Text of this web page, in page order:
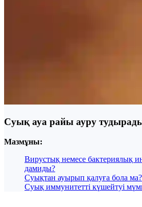
Суық ауа райы ауру
Мазмұны:
Вирустық немесе бактериялық
дамиды?
Суықтан ауырып қалуға бола ма?
Суық иммунитетті күшейтуі